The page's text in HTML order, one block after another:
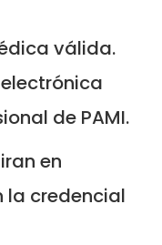
válida.
de PAMI.
en
la credencial